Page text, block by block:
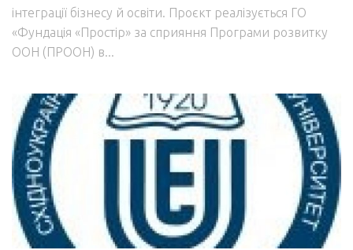
інтеграції бізнесу й освіти. Проєкт реалізується ГО
«Фундація «Простір» за сприяння Програми розвитку
ООН (ПРООН) в...